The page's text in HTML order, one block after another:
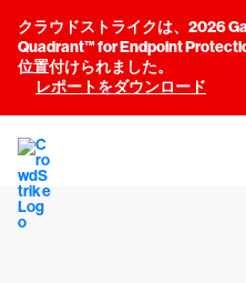
クラウドストライクは、2026
Quadrant™ for Endpoint
位置付けられました。
レポートをダウンロード